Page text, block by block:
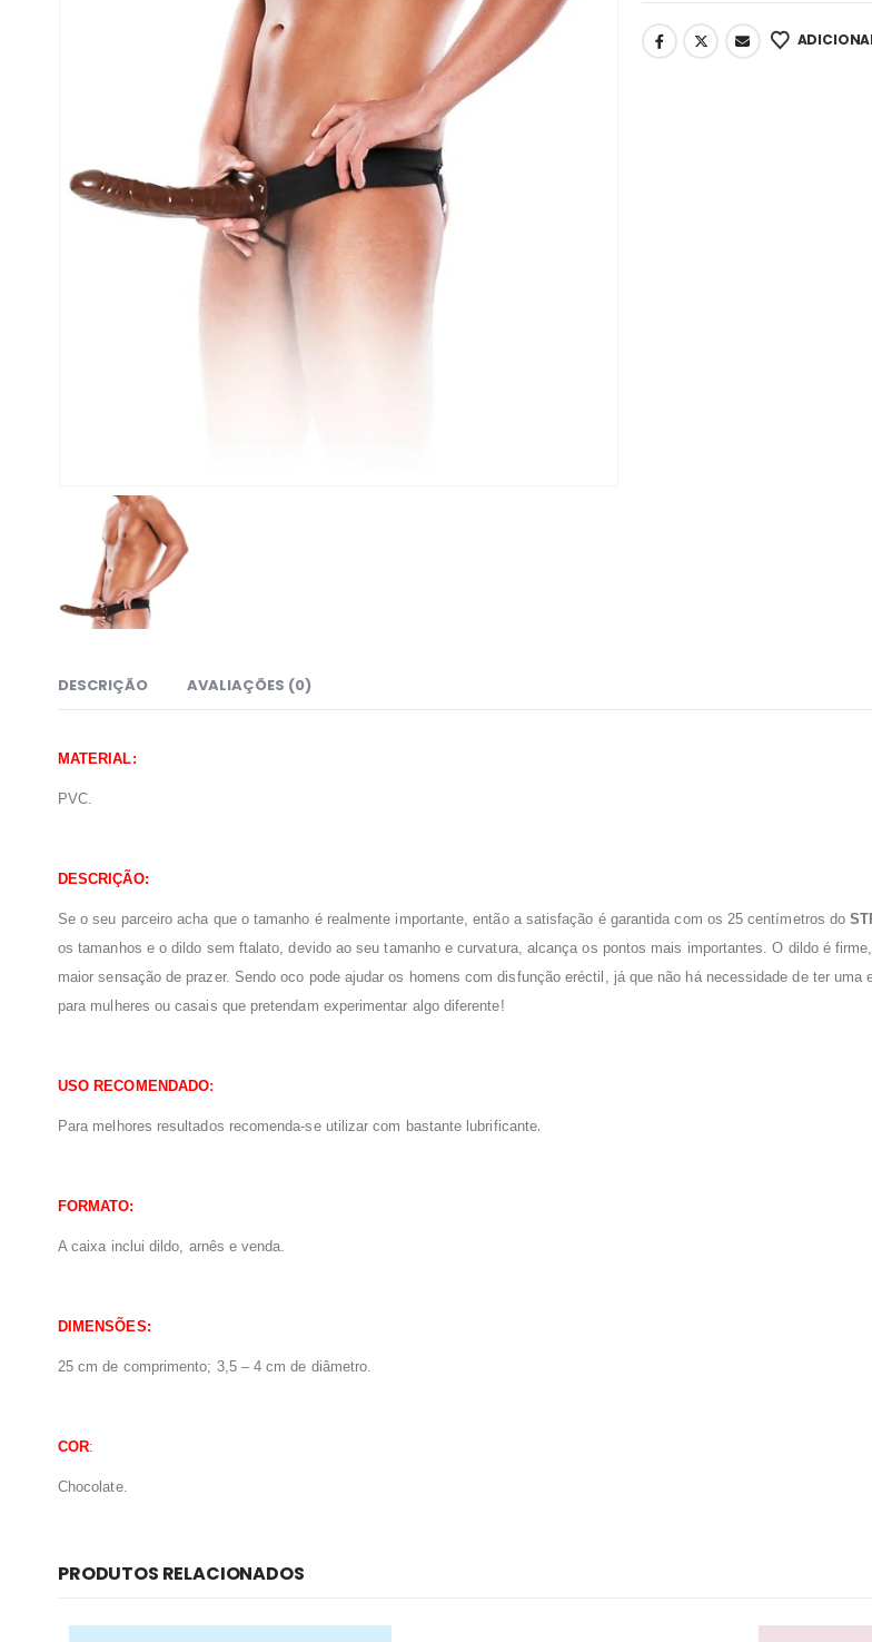
DESCRIÇÃO AVALIAÇÕES (0)
MATERIAL:
PVC.
DESCRIÇÃO:
Se o seu parceiro acha que o tamanho é realmente importante, então a satisfação é garantida com os 25 centímetros do
os tamanhos e o dildo sem ftalato, devido ao seu tamanho e curvatura, alcança os pontos mais importantes. O dildo é
maior sensação de prazer. Sendo oco pode ajudar os homens com disfunção eréctil, já que não há necessidade de ter
para mulheres ou casais que pretendam experimentar algo diferente!
USO RECOMENDADO:
Para melhores resultados recomenda-se utilizar com bastante lubrificante.
FORMATO:
A caixa inclui dildo, arnês e venda.
DIMENSÕES:
25 cm de comprimento; 3,5 – 4 cm de diâmetro.
COR:
Chocolate.
PRODUTOS RELACIONADOS